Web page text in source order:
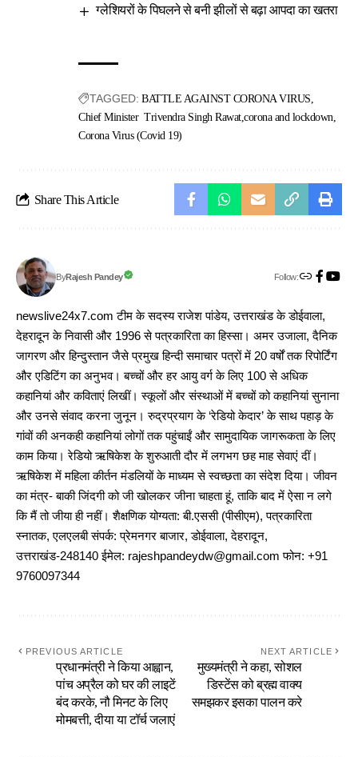
ग्लेशियरों के पिघलने से बनी झीलों से बढ़ा आपदा का खतरा
TAGGED: BATTLE AGAINST CORONA VIRUS
Chief Minister Trivendra Singh Rawat corona and lockdown
Corona Virus (Covid 19)
Share This Article
ByRajesh Pandey Follow:
newslive24x7.com टीम के सदस्य राजेश पांडेय, उत्तराखंड के डोईवाला,
देहरादून के निवासी और 1996 से पत्रकारिता का हिस्सा। अमर उजाला, दैनिक
जागरण और हिन्दुस्तान जैसे प्रमुख हिन्दी समाचार पत्रों में 20 वर्षों तक रिपोर्टिंग
और एडिटिंग का अनुभव। बच्चों और हर आयु वर्ग के लिए 100 से अधिक
कहानियां और कविताएं लिखीं। स्कूलों और संस्थाओं में बच्चों को कहानियां सुनाना
और उनसे संवाद करना जुनून। रुद्रप्रयाग के ‘रेडियो केदार’ के साथ पहाड़ के
गांवों की अनकही कहानियां लोगों तक पहुंचाईं और सामुदायिक जागरूकता के लिए
काम किया। रेडियो ऋषिकेश के शुरुआती दौर में लगभग छह माह सेवाएं दीं।
ऋषिकेश में महिला कीर्तन मंडलियों के माध्यम से स्वच्छता का संदेश दिया। जीवन
का मंत्र- बाकी जिंदगी को जी खोलकर जीना चाहता हूं, ताकि बाद में ऐसा न लगे
कि मैं तो जीया ही नहीं। शैक्षणिक योग्यता: बी.एससी (पीसीएम), पत्रकारिता
स्नातक, एलएलबी संपर्क: प्रेमनगर बाजार, डोईवाला, देहरादून,
उत्तराखंड-248140 ईमेल: rajeshpandeydw@gmail.com फोन: +91
9760097344
PREVIOUS ARTICLE
प्रधानमंत्री ने किया आह्वान,
पांच अप्रैल को घर की लाइटें
बंद करके, नौ मिनट के लिए
मोमबत्ती, दीया या टॉर्च जलाएं
NEXT ARTICLE
मुख्यमंत्री ने कहा, सोशल
डिस्टेंस को ब्रह्म वाक्य
समझकर इसका पालन करे